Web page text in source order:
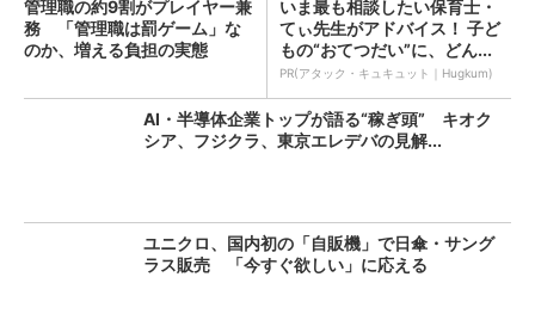
管理職の約9割がプレイヤー兼
務 「管理職は罰ゲーム」な
のか、増える負担の実態
いま最も相談したい保育士・
てぃ先生がアドバイス！ 子ど
もの“おてつだい”に、どん...
PR(アタック・キュキュット｜Hugkum)
AI・半導体企業トップが語る“稼ぎ頭” キオク
シア、フジクラ、東京エレデバの見解...
ユニクロ、国内初の「自販機」で日傘・サング
ラス販売 「今すぐ欲しい」に応える